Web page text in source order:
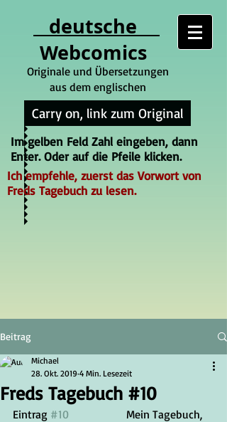
deutsche
Webcomics
Originale und Übersetzungen
aus dem englischen
Carry on, link zum Original
Im gelben Feld Zahl eingeben, dann
Enter. Oder auf die Pfeile klicken.
Ich empfehle, zuerst das Vorwort von
Freds Tagebuch zu lesen.
Beitrag
Freds Tagebuch #10
Michael
28. Okt. 2019 4 Min. Lesezeit
Eintrag #10